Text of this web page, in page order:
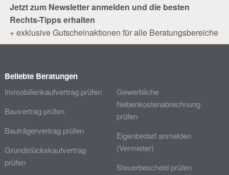
Jetzt zum Newsletter anmelden und die besten
Rechts-Tipps erhalten
+ exklusive Gutscheinaktionen für alle Beratungsbereiche
Beliebte Beratungen
Immobilienkaufvertrag prüfen
Bauvertrag prüfen
Bauträgervertrag prüfen
Grundstückskaufvertrag
prüfen
Gewerbliche
Nebenkostenabrechnung
prüfen
Eigenbedarf anmelden
(Vermieter)
Steuerbescheid prüfen